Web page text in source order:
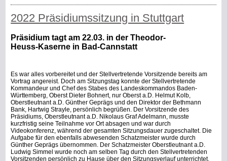
2022 Präsidiumssitzung in Stuttgart
Präsidium tagt am 22.03. in der Theodor-
Heuss-Kaserne in Bad-Cannstatt
Es war alles vorbereitet und der Stellvertretende Vorsitzende bereits am
Vortrag angereist. Doch am Sitzungstag konnte der Stellvertretende
Kommandeur und Chef des Stabes des Landeskommandos Baden-
Württemberg, Oberst Dieter Bohnert, nur Oberst a.D. Helmut Kolb,
Oberstleutnant a.D. Günther Geprägs und den Direktor der Bethmann
Bank, Hartwig Strayle, persönlich begrüßen. Der Vorsitzende des
Präsidiums, Oberstleutnant a.D. Nikolaus Graf Adelmann, musste
kurzfristig seine Teilnahme vor Ort absagen und war durch
Videokonferenz, während der gesamten Sitzungsdauer zugeschaltet. Die
Aufgabe für den ebenfalls abwesenden Schatzmeister wurde durch
Günther Geprägs übernommen. Der Schatzmeister Oberstleutnant a.D.
Ludwig Simmel wurde noch am selben Tag durch den Stellvertretenden
Vorsitzenden persönlich zu Hause über den Sitzungsverlauf unterrichtet.